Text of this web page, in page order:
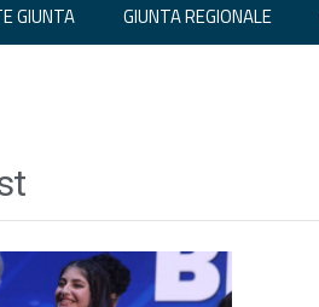
GIUNTA GIUNTA REGIONALE